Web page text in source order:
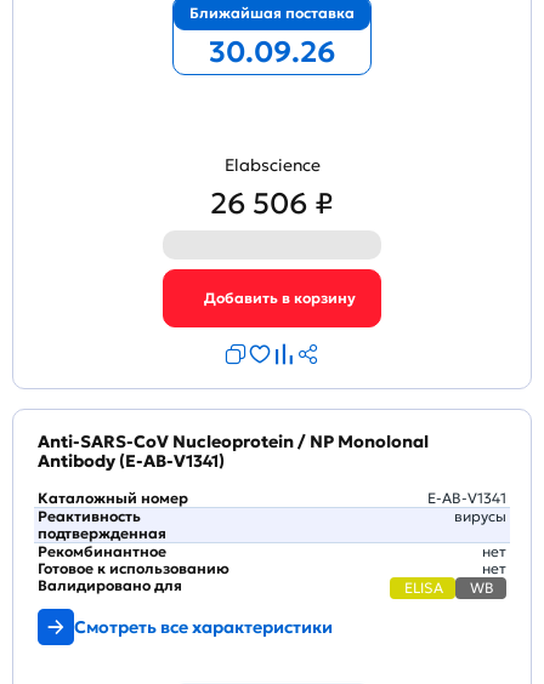
Ближайшая поставка
30.09.26
Elabscience
26 506 ₽
Anti-SARS-CoV Nucleoprotein / NP Monolonal
Antibody (E-AB-V1341)
Каталожный номер
E-AB-V1341
Реактивность
подтвержденная
вирусы
Рекомбинантное
нет
Готовое к использованию
нет
Валидировано для
ELISA WB
Смотреть все характеристики